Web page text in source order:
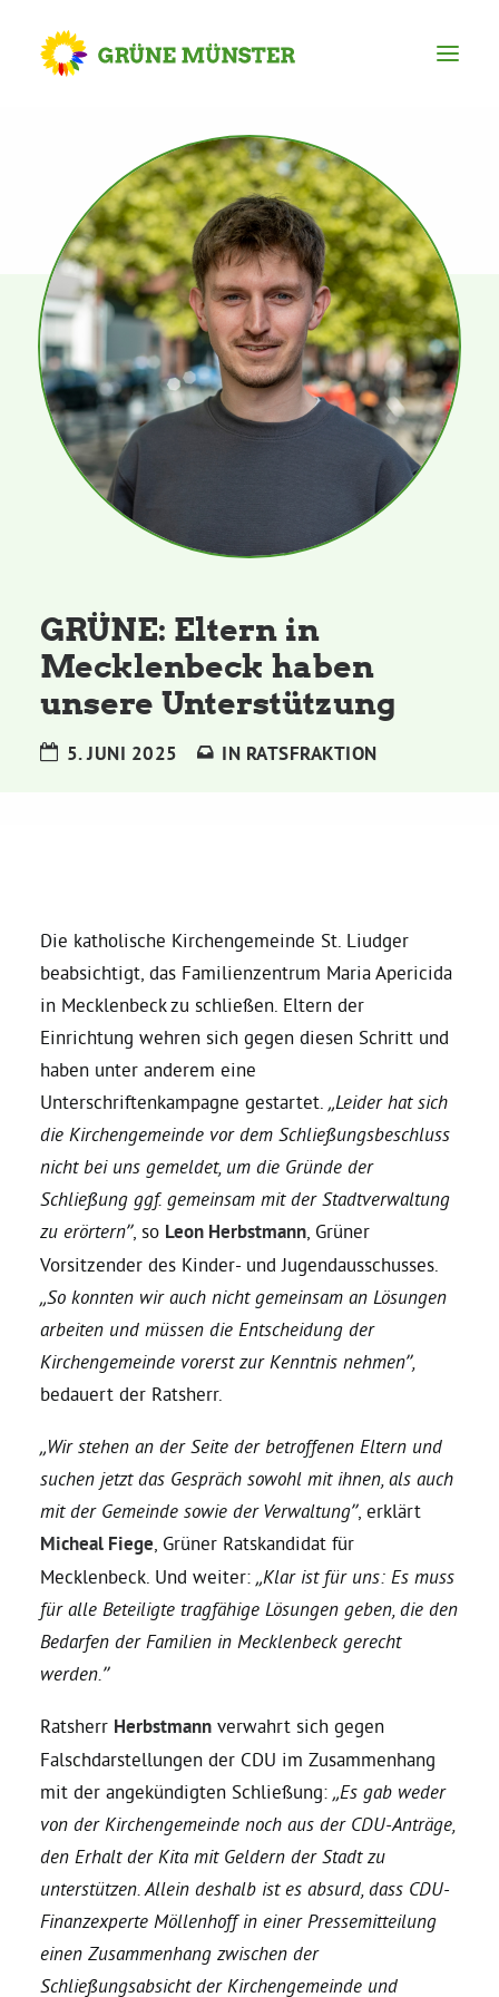
Partei
Kreisvorstand
Kreisgeschäftsstelle
Mitgliederversammlung
Ortsverbände
Kommissionen
Grünes Zentrum
Personen
Sylvia Rietenberg, MdB
Robin Korte, MdL
Daniel Freund, MdEP
Delegierte
Grüne im Rathaus
Ratsfraktion
Ratsmitglieder 2025 – 2030
Fraktionsgeschäftsstelle
Bezirksvertretungen
Aktiv werden
Arbeitsgruppen
Mitglied werden
Engagement-Sprechstunde
GRÜNE: Eltern in
Mecklenbeck haben
unsere Unterstützung
5. JUNI 2025 IN RATSFRAKTION
Die katholische Kirchengemeinde St. Liudger
beabsichtigt, das Familienzentrum Maria Apericida
in Mecklenbeck zu schließen. Eltern der
Einrichtung wehren sich gegen diesen Schritt und
haben unter anderem eine
Unterschriftenkampagne gestartet. „Leider hat sich
die Kirchengemeinde vor dem Schließungsbeschluss
nicht bei uns gemeldet, um die Gründe der
Schließung ggf. gemeinsam mit der Stadtverwaltung
zu erörtern”, so Leon Herbstmann , Grüner
Vorsitzender des Kinder- und Jugendausschusses.
„So konnten wir auch nicht gemeinsam an Lösungen
arbeiten und müssen die Entscheidung der
Kirchengemeinde vorerst zur Kenntnis nehmen”,
bedauert der Ratsherr.
„Wir stehen an der Seite der betroffenen Eltern und
suchen jetzt das Gespräch sowohl mit ihnen, als auch
mit der Gemeinde sowie der Verwaltung”, erklärt
Micheal Fiege , Grüner Ratskandidat für
Mecklenbeck. Und weiter: „Klar ist für uns: Es muss
für alle Beteiligte tragfähige Lösungen geben, die den
Bedarfen der Familien in Mecklenbeck gerecht
werden.”
Ratsherr Herbstmann verwahrt sich gegen
Falschdarstellungen der CDU im Zusammenhang
mit der angekündigten Schließung: „Es gab weder
von der Kirchengemeinde noch aus der CDU-Anträge,
den Erhalt der Kita mit Geldern der Stadt zu
unterstützen. Allein deshalb ist es absurd, dass CDU-
Finanzexperte Möllenhoff in einer Pressemitteilung
einen Zusammenhang zwischen der
Schließungsabsicht der Kirchengemeinde und